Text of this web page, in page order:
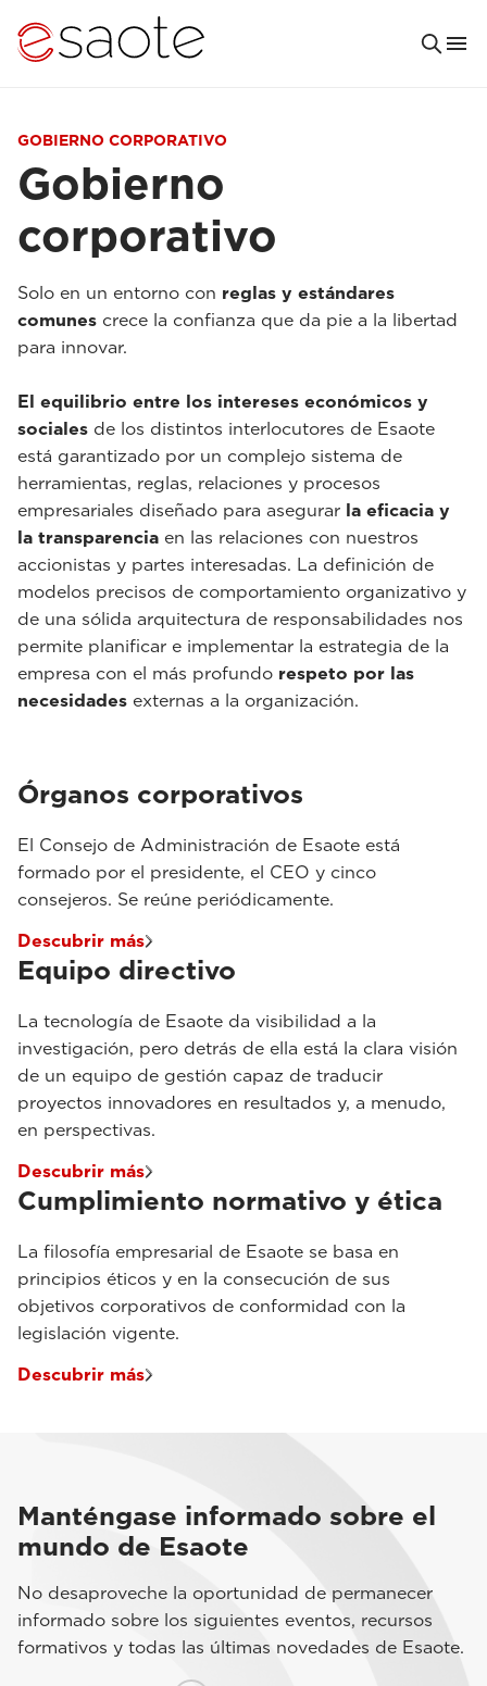
GOBIERNO CORPORATIVO
Gobierno
corporativo
Solo en un entorno con reglas y estándares
comunes crece la confianza que da pie a la libertad
para innovar.
El equilibrio entre los intereses económicos y
sociales de los distintos interlocutores de Esaote
está garantizado por un complejo sistema de
herramientas, reglas, relaciones y procesos
empresariales diseñado para asegurar la eficacia y
la transparencia en las relaciones con nuestros
accionistas y partes interesadas. La definición de
modelos precisos de comportamiento organizativo y
de una sólida arquitectura de responsabilidades nos
permite planificar e implementar la estrategia de la
empresa con el más profundo respeto por las
necesidades externas a la organización.
Órganos corporativos
El Consejo de Administración de Esaote está
formado por el presidente, el CEO y cinco
consejeros. Se reúne periódicamente.
Descubrir más
Equipo directivo
La tecnología de Esaote da visibilidad a la
investigación, pero detrás de ella está la clara visión
de un equipo de gestión capaz de traducir
proyectos innovadores en resultados y, a menudo,
en perspectivas.
Descubrir más
Cumplimiento normativo y ética
La filosofía empresarial de Esaote se basa en
principios éticos y en la consecución de sus
objetivos corporativos de conformidad con la
legislación vigente.
Descubrir más
Manténgase informado sobre el
mundo de Esaote
No desaproveche la oportunidad de permanecer
informado sobre los siguientes eventos, recursos
formativos y todas las últimas novedades de Esaote.